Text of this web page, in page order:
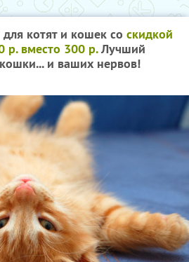
котят и кошек со скидкой
р. вместо 300 р.Лучший
и ваших нервов!